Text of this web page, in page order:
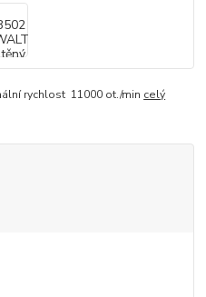
rychlost 11000 ot./min celý